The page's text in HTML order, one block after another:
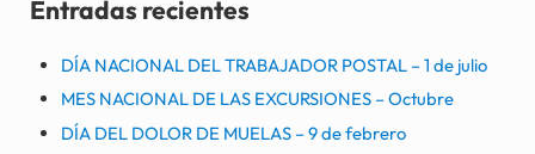
Entradas recientes
DÍA NACIONAL DEL TRABAJADOR POSTAL – 1 de julio
MES NACIONAL DE LAS EXCURSIONES – Octubre
DÍA DEL DOLOR DE MUELAS – 9 de febrero